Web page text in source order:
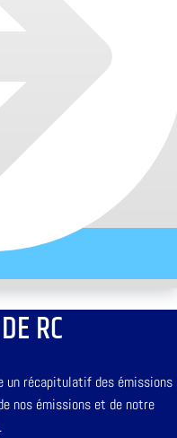
RC
un récapitulatif des émissions
nos émissions et de notre